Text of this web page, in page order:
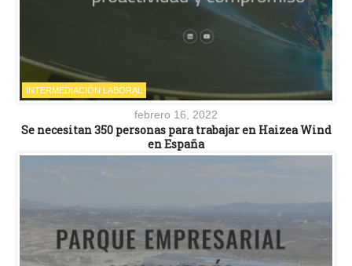
INTERMEDIACIÓN LABORAL
febrero 16, 2022
Se necesitan 350 personas para trabajar en Haizea Wind
en España